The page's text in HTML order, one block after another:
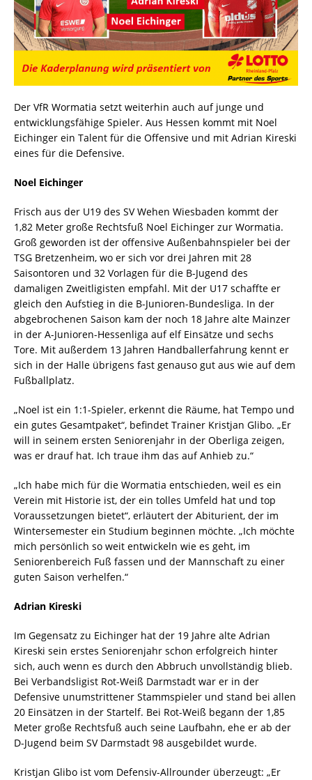
Der VfR Wormatia setzt weiterhin auch auf junge und
entwicklungsfähige Spieler. Aus Hessen kommt mit Noel
Eichinger ein Talent für die Offensive und mit Adrian Kireski
eines für die Defensive.
Noel Eichinger
Frisch aus der U19 des SV Wehen Wiesbaden kommt der
1,82 Meter große Rechtsfuß Noel Eichinger zur Wormatia.
Groß geworden ist der offensive Außenbahnspieler bei der
TSG Bretzenheim, wo er sich vor drei Jahren mit 28
Saisontoren und 32 Vorlagen für die B-Jugend des
damaligen Zweitligisten empfahl. Mit der U17 schaffte er
gleich den Aufstieg in die B-Junioren-Bundesliga. In der
abgebrochenen Saison kam der noch 18 Jahre alte Mainzer
in der A-Junioren-Hessenliga auf elf Einsätze und sechs
Tore. Mit außerdem 13 Jahren Handballerfahrung kennt er
sich in der Halle übrigens fast genauso gut aus wie auf dem
Fußballplatz.
„Noel ist ein 1:1-Spieler, erkennt die Räume, hat Tempo und
ein gutes Gesamtpaket“, befindet Trainer Kristjan Glibo. „Er
will in seinem ersten Seniorenjahr in der Oberliga zeigen,
was er drauf hat. Ich traue ihm das auf Anhieb zu.“
„Ich habe mich für die Wormatia entschieden, weil es ein
Verein mit Historie ist, der ein tolles Umfeld hat und top
Voraussetzungen bietet“, erläutert der Abiturient, der im
Wintersemester ein Studium beginnen möchte. „Ich möchte
mich persönlich so weit entwickeln wie es geht, im
Seniorenbereich Fuß fassen und der Mannschaft zu einer
guten Saison verhelfen.“
Adrian Kireski
Im Gegensatz zu Eichinger hat der 19 Jahre alte Adrian
Kireski sein erstes Seniorenjahr schon erfolgreich hinter
sich, auch wenn es durch den Abbruch unvollständig blieb.
Bei Verbandsligist Rot-Weiß Darmstadt war er in der
Defensive unumstrittener Stammspieler und stand bei allen
20 Einsätzen in der Startelf. Bei Rot-Weiß begann der 1,85
Meter große Rechtsfuß auch seine Laufbahn, ehe er ab der
D-Jugend beim SV Darmstadt 98 ausgebildet wurde.
Kristjan Glibo ist vom Defensiv-Allrounder überzeugt: „Er